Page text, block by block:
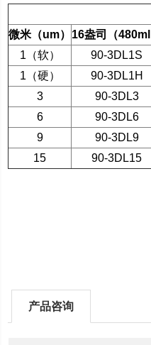
微米（um） 16盎司（480ml
1 （软） 90-3DL1S
1 （硬） 90-3DL1H
3
90-3DL3
6
90-3DL6
9
90-3DL9
15
90-3DL15
产品咨询